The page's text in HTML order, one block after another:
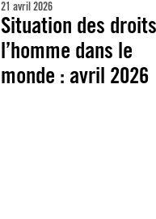
21 avril 2026
Situation des
l’homme dans le
monde : avril 2026